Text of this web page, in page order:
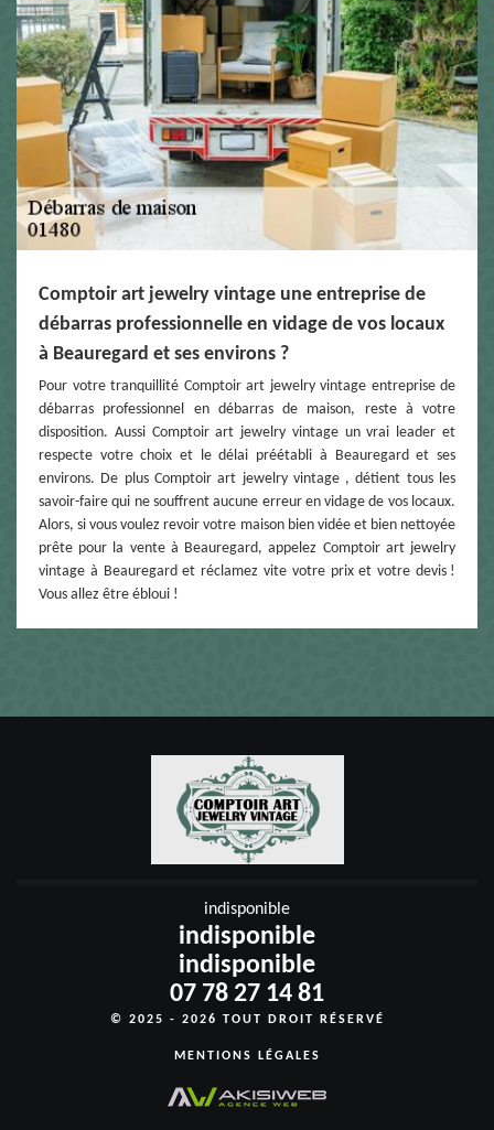
Comptoir art jewelry vintage une entreprise de
débarras professionnelle en vidage de vos locaux
à Beauregard et ses environs ?
Pour votre tranquillité Comptoir art jewelry vintage entreprise de
débarras professionnel en débarras de maison, reste à votre
disposition. Aussi Comptoir art jewelry vintage un vrai leader et
respecte votre choix et le délai préétabli à Beauregard et ses
environs. De plus Comptoir art jewelry vintage , détient tous les
savoir-faire qui ne souffrent aucune erreur en vidage de vos locaux.
Alors, si vous voulez revoir votre maison bien vidée et bien nettoyée
prête pour la vente à Beauregard, appelez Comptoir art jewelry
vintage à Beauregard et réclamez vite votre prix et votre devis !
Vous allez être ébloui !
indisponible
indisponible
indisponible
07 78 27 14 81
© 2025 - 2026 TOUT DROIT RÉSERVÉ
MENTIONS LÉGALES